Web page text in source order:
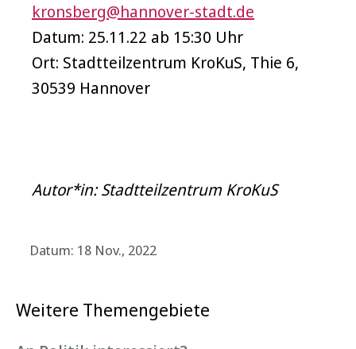
kronsberg@hannover-stadt.de
Datum: 25.11.22 ab 15:30 Uhr
Ort: Stadtteilzentrum KroKuS, Thie 6,
30539 Hannover
Autor*in: Stadtteilzentrum KroKuS
Datum: 18 Nov., 2022
Weitere Themengebiete